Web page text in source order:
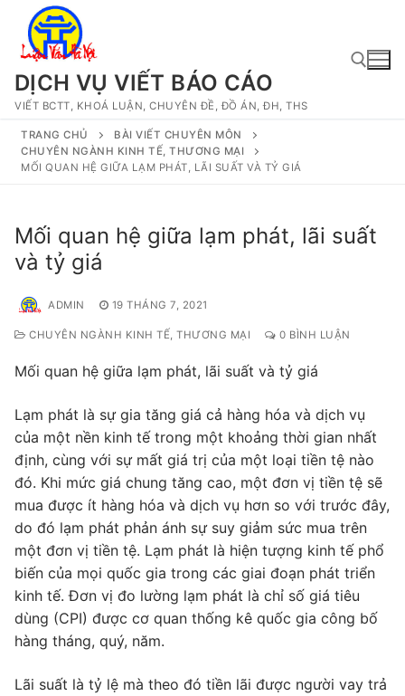
Chuyển
dungDỊCH VỤ VIẾT BÁO CÁO
VIẾT BCTT, KHOÁ LUẬN, CHUYÊN ĐỀ, ĐỒ ÁN, ĐH, THS
Tìm kiếm cho:
TRANG CHỦ
BÀI VIẾT CHUYÊN MÔN
CHUYÊN NGÀNH KINH TẾ, THƯƠNG MẠI
MỐI QUAN HỆ GIỮA LẠM PHÁT, LÃI SUẤT VÀ TỶ GIÁ
Mối quan hệ giữa lạm phát, lãi suất
và tỷ giá
ADMIN 19 THÁNG 7, 2021
CHUYÊN NGÀNH KINH TẾ, THƯƠNG MẠI 0 BÌNH LUẬN
Mối quan hệ giữa lạm phát, lãi suất và tỷ giá
Lạm phát là sự gia tăng giá cả hàng hóa và dịch vụ
của một nền kinh tế trong một khoảng thời gian nhất
định, cùng với sự mất giá trị của một loại tiền tệ nào
đó. Khi mức giá chung tăng cao, một đơn vị tiền tệ sẽ
mua được ít hàng hóa và dịch vụ hơn so với trước đây,
do đó lạm phát phản ánh sự suy giảm sức mua trên
một đơn vị tiền tệ. Lạm phát là hiện tượng kinh tế phổ
biến của mọi quốc gia trong các giai đoạn phát triển
kinh tế. Đơn vị đo lường lạm phát là chỉ số giá tiêu
dùng (CPI) được cơ quan thống kê quốc gia công bố
hàng tháng, quý, năm.
Lãi suất là tỷ lệ mà theo đó tiền lãi được người vay trả